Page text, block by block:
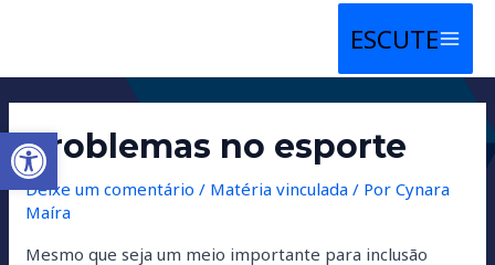
Abrir a barra de ferramentas
MENU
Problemas no esporte
Deixe um comentário / Matéria vinculada / PorCynara
Maíra
Mesmo que seja um meio importante para inclusão